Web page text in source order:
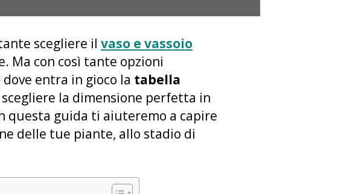
scegliere il vaso e vassoio
Ma con così tante opzioni
entra in gioco la tabella
la dimensione perfetta in
questa guida ti aiuteremo a capire
delle tue piante, allo stadio di